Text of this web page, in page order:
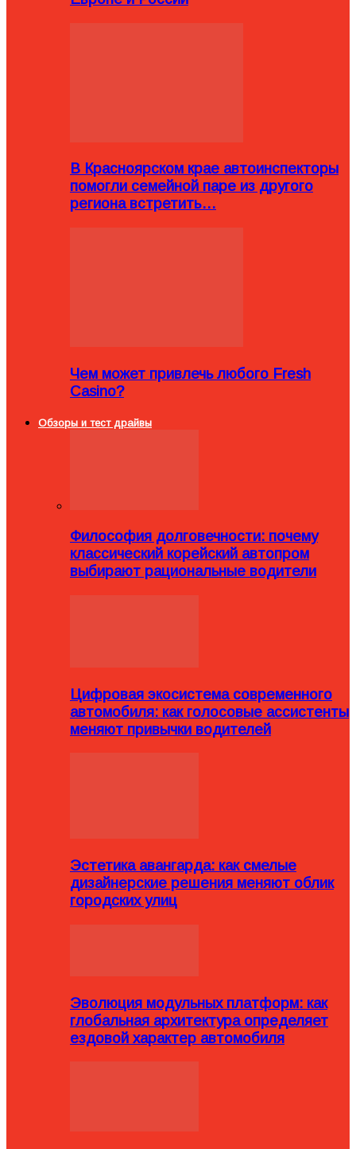
В Красноярском крае автоинспекторы
помогли семейной паре из другого
региона встретить…
Чем может привлечь любого Fresh
Casino?
Обзоры и тест драйвы
Философия долговечности: почему
классический корейский автопром
выбирают рациональные водители
Цифровая экосистема современного
автомобиля: как голосовые ассистенты
меняют привычки водителей
Эстетика авангарда: как смелые
дизайнерские решения меняют облик
городских улиц
Эволюция модульных платформ: как
глобальная архитектура определяет
ездовой характер автомобиля